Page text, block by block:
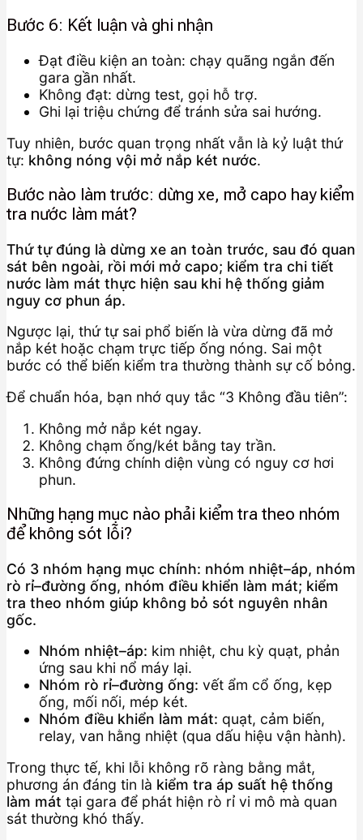
Bước 6: Kết luận và ghi nhận
Đạt điều kiện an toàn: chạy quãng ngắn đến
gara gần nhất.
Không đạt: dừng test, gọi hỗ trợ.
Ghi lại triệu chứng để tránh sửa sai hướng.
Tuy nhiên, bước quan trọng nhất vẫn là kỷ luật thứ
tự: không nóng vội mở nắp két nước.
Bước nào làm trước: dừng xe, mở capo hay kiểm
tra nước làm mát?
Thứ tự đúng là dừng xe an toàn trước, sau đó quan
sát bên ngoài, rồi mới mở capo; kiểm tra chi tiết
nước làm mát thực hiện sau khi hệ thống giảm
nguy cơ phun áp.
Ngược lại, thứ tự sai phổ biến là vừa dừng đã mở
nắp két hoặc chạm trực tiếp ống nóng. Sai một
bước có thể biến kiểm tra thường thành sự cố bỏng.
Để chuẩn hóa, bạn nhớ quy tắc “3 Không đầu tiên”:
Không mở nắp két ngay.
Không chạm ống/két bằng tay trần.
Không đứng chính diện vùng có nguy cơ hơi
phun.
Những hạng mục nào phải kiểm tra theo nhóm
để không sót lỗi?
Có 3 nhóm hạng mục chính: nhóm nhiệt–áp, nhóm
rò rỉ–đường ống, nhóm điều khiển làm mát; kiểm
tra theo nhóm giúp không bỏ sót nguyên nhân
gốc.
Nhóm nhiệt–áp: kim nhiệt, chu kỳ quạt, phản
ứng sau khi nổ máy lại.
Nhóm rò rỉ–đường ống: vết ẩm cổ ống, kẹp
ống, mối nối, mép két.
Nhóm điều khiển làm mát: quạt, cảm biến,
relay, van hằng nhiệt (qua dấu hiệu vận hành).
Trong thực tế, khi lỗi không rõ ràng bằng mắt,
phương án đáng tin là kiểm tra áp suất hệ thống
làm mát tại gara để phát hiện rò rỉ vi mô mà quan
sát thường khó thấy.